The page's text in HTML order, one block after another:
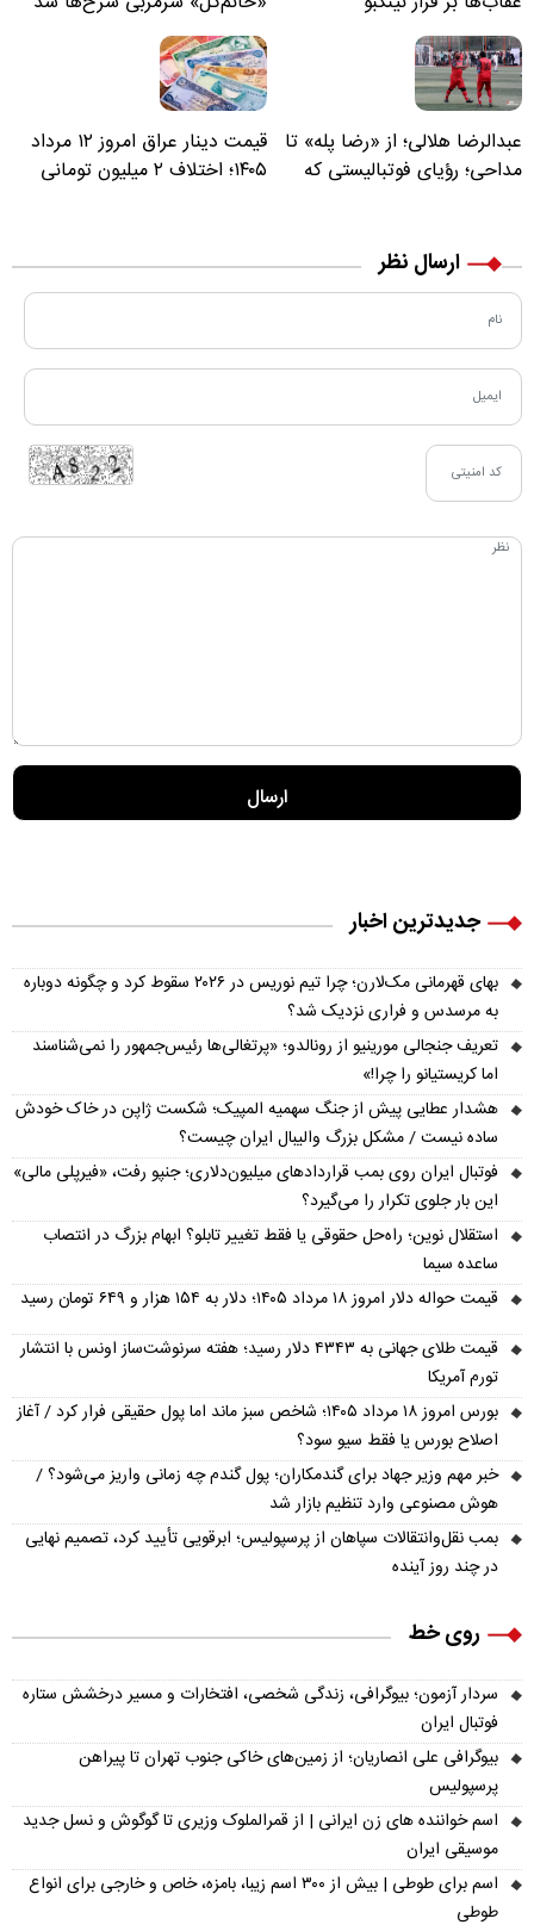
عبدالرضا هلالی؛ از «رضا پله» تا
مداحی؛ رؤیای فوتبالیستی که
قیمت دینار عراق امروز ۱۲ مرداد
۱۴۰۵؛ اختلاف ۲ میلیون تومانی
ارسال نظر
جدیدترین اخبار
بهای قهرمانی مک‌لارن؛ چرا تیم نوریس در ۲۰۲۶ سقوط کرد و چگونه دوباره
به مرسدس و فراری نزدیک شد؟
تعریف جنجالی مورینیو از رونالدو؛ «پرتغالی‌ها رئیس‌جمهور را نمی‌شناسند
اما کریستیانو را چرا!»
هشدار عطایی پیش از جنگ سهمیه المپیک؛ شکست ژاپن در خاک خودش
ساده نیست / مشکل بزرگ والیبال ایران چیست؟
فوتبال ایران روی بمب قراردادهای میلیون‌دلاری؛ جنپو رفت، «فیرپلی مالی»
این بار جلوی تکرار را می‌گیرد؟
استقلال نوین؛ راه‌حل حقوقی یا فقط تغییر تابلو؟ ابهام بزرگ در انتصاب
ساعده سیما
قیمت حواله دلار امروز ۱۸ مرداد ۱۴۰۵؛ دلار به ۱۵۴ هزار و ۶۴۹ تومان رسید
قیمت طلای جهانی به ۴۳۴۳ دلار رسید؛ هفته سرنوشت‌ساز اونس با انتشار
تورم آمریکا
بورس امروز ۱۸ مرداد ۱۴۰۵؛ شاخص سبز ماند اما پول حقیقی فرار کرد / آغاز
اصلاح بورس یا فقط سیو سود؟
خبر مهم وزیر جهاد برای گندمکاران؛ پول گندم چه زمانی واریز می‌شود؟ /
هوش مصنوعی وارد تنظیم بازار شد
بمب نقل‌وانتقالات سپاهان از پرسپولیس؛ ابرقویی تأیید کرد، تصمیم نهایی
در چند روز آینده
روی خط
سردار آزمون؛ بیوگرافی، زندگی شخصی، افتخارات و مسیر درخشش ستاره
فوتبال ایران
بیوگرافی علی انصاریان؛ از زمین‌های خاکی جنوب تهران تا پیراهن
پرسپولیس
اسم خواننده های زن ایرانی | از قمرالملوک وزیری تا گوگوش و نسل جدید
موسیقی ایران
اسم برای طوطی | بیش از ۳۰۰ اسم زیبا، بامزه، خاص و خارجی برای انواع
طوطی